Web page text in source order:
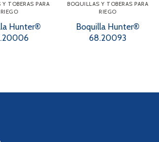
TOBERAS PARA
RIEGO
Hunter®
BOQUILLAS Y TOBERAS PARA
RIEGO
Boquilla Hunter®
68.20093